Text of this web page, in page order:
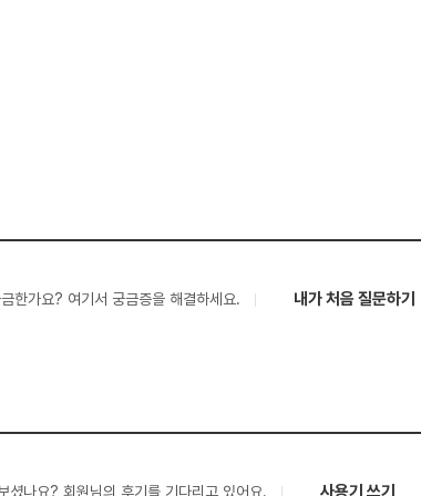
한가요? 여기서 궁금증을 해결하세요. 내가 처음 질문하기
셨나요? 회원님의 후기를 기다리고 있어요. 사용기 쓰기